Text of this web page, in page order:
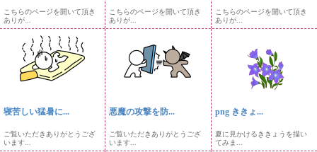
こちらのページを開いて頂き
ありが...
こちらのページを開いて頂き
ありが...
こちらのページを開いて頂き
ありが...
寝苦しい猛暑に...
ご覧いただきありがとうござ
います...
悪魔の攻撃を防...
ご覧いただきありがとうござ
います...
png ききょ...
夏に見かけるききょうを描い
てみま...